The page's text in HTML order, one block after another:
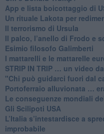
App e lista boicottaggio di
​Un rituale Lakota per
Il terrorismo di Ursula
​Il palco, l’anello di Frodo e
Esimio filosofo Galimberti
​I mattarelli e le mattarelle
​STRIP IN TRIP … un video
"Chi può guidarci fuori dal
​Portoferraio alluvionata …
Le conseguenze mondiali
​Gli Scilipoti USA
L’Italia s’intestardisce a
improbabile